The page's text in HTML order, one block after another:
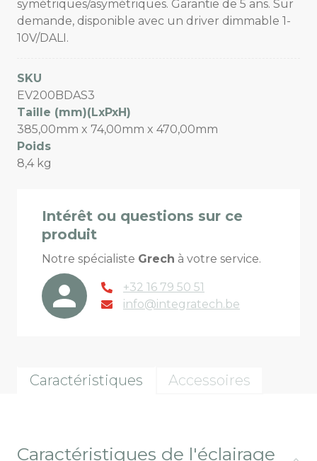
symétriques/asymétriques. Garantie de 5 ans. Sur
demande, disponible avec un driver dimmable 1-
10V/DALI.
SKU
EV200BDAS3
Taille (mm)(LxPxH)
385,00mm x 74,00mm x 470,00mm
Poids
8,4 kg
Intérêt ou questions sur ce
produit
Notre spécialiste Grech à votre service.
+32 16 79 50 51
info@integratech.be
Caractéristiques Accessoires
Caractéristiques de l'éclairage